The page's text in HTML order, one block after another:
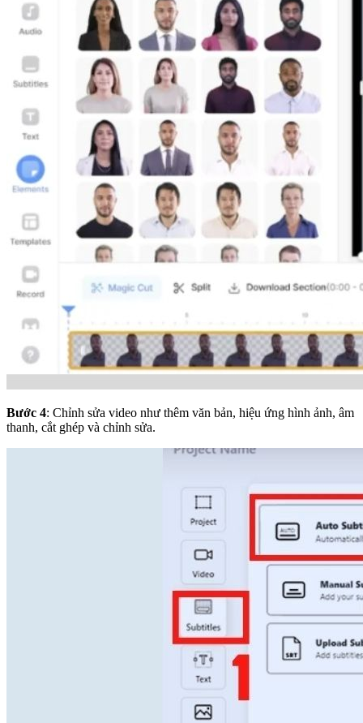
Bước 4: Chỉnh sửa video như thêm văn bản, hiệu ứng hình ảnh, âm
thanh, cắt ghép và chỉnh sửa.